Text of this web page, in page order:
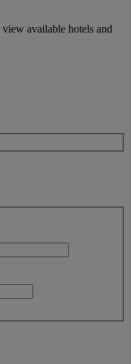
available hotels and